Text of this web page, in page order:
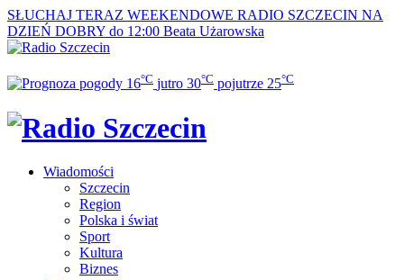
SŁUCHAJ TERAZ WEEKENDOWE RADIO SZCZECIN NA
DZIEŃ DOBRY do 12:00 Beata Użarowska
16°C jutro 30°C pojutrze 25°C
Wiadomości
Szczecin
Region
Polska i świat
Sport
Kultura
Biznes